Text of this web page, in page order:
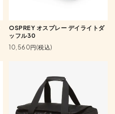
OSPREY オスプレー デイライトダ
ッフル30
10,560円(税込)